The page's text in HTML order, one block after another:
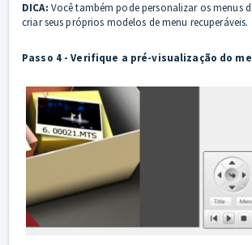
DICA: Você também pode personalizar os menus
criar seus próprios modelos de menu recuperáveis.
Passo 4 - Verifique a pré-visualização do